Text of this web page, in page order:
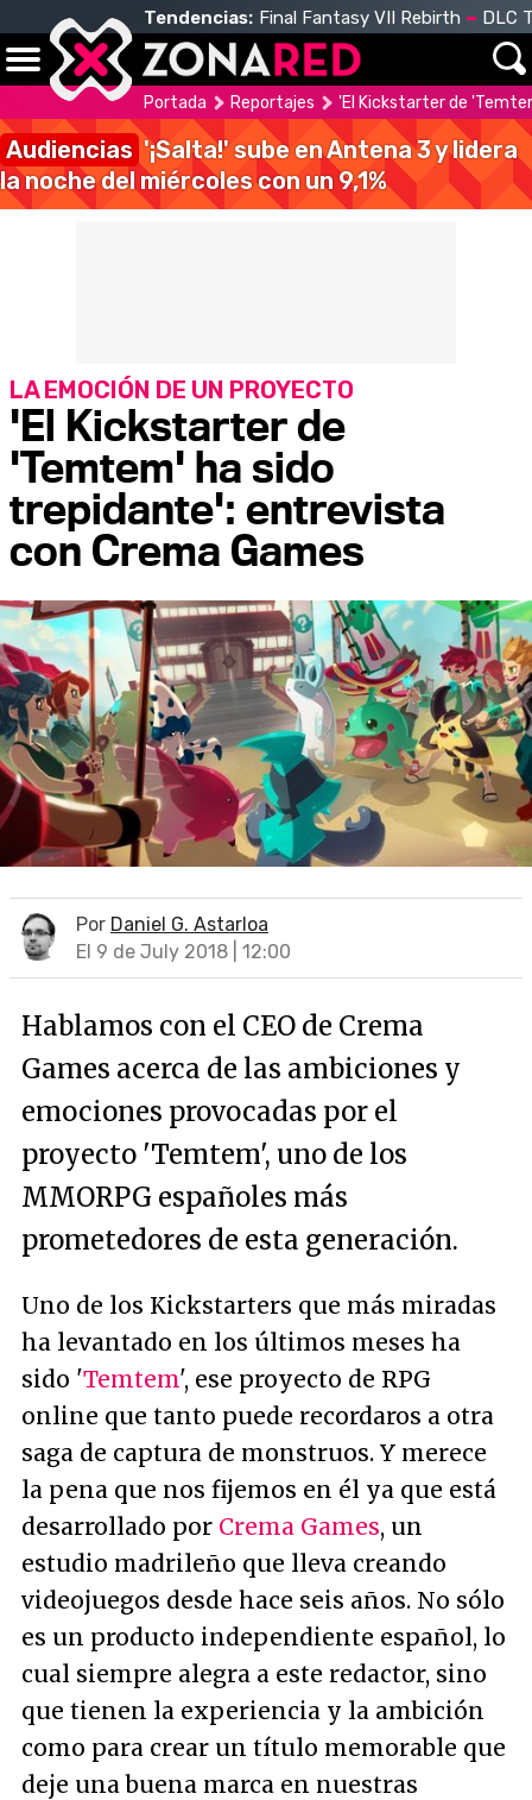
Tendencias: Final Fantasy VII Rebirth DLC
Portada Reportajes 'El Kickstarter de
Audiencias '¡Salta!' sube en Antena 3 y lidera
la noche del miércoles con un 9,1%
'El Kickstarter de
'Temtem' ha sido
trepidante': entrevista
con Crema Games
LA EMOCIÓN DE UN PROYECTO
Por Daniel G. Astarloa
El 9 de July 2018 | 12:00
Hablamos con el CEO de Crema
Games acerca de las ambiciones y
emociones provocadas por el
proyecto 'Temtem', uno de los
MMORPG españoles más
prometedores de esta generación.
Uno de los Kickstarters que más miradas
ha levantado en los últimos meses ha
sido 'Temtem', ese proyecto de RPG
online que tanto puede recordaros a otra
saga de captura de monstruos. Y merece
la pena que nos fijemos en él ya que está
desarrollado por Crema Games, un
estudio madrileño que lleva creando
videojuegos desde hace seis años. No sólo
es un producto independiente español, lo
cual siempre alegra a este redactor, sino
que tienen la experiencia y la ambición
como para crear un título memorable que
deje una buena marca en nuestras